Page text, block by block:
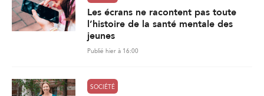
Les écrans ne racontent pas toute
l’histoire de la santé mentale des
jeunes
Publié hier à 16:00
SOCIÉTÉ